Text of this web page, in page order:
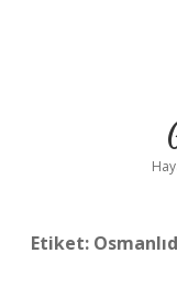
Etiket: